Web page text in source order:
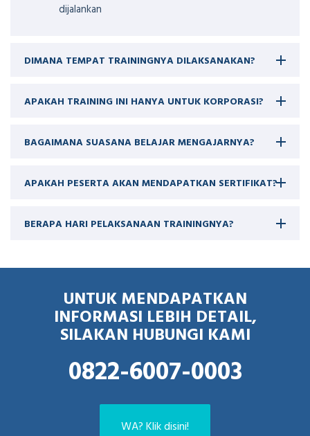
dijalankan
DIMANA TEMPAT TRAININGNYA DILAKSANAKAN?
APAKAH TRAINING INI HANYA UNTUK KORPORASI?
BAGAIMANA SUASANA BELAJAR MENGAJARNYA?
APAKAH PESERTA AKAN MENDAPATKAN SERTIFIKAT?
BERAPA HARI PELAKSANAAN TRAININGNYA?
UNTUK MENDAPATKAN
INFORMASI LEBIH DETAIL,
SILAKAN HUBUNGI KAMI
0822-6007-0003
WA? Klik disini!